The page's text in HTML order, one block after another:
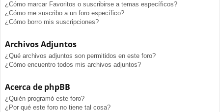
¿Cómo marcar Favoritos o suscribirse a temas específicos?
¿Cómo me suscribo a un foro específico?
¿Cómo borro mis suscripciones?
Archivos Adjuntos
¿Qué archivos adjuntos son permitidos en este foro?
¿Cómo encuentro todos mis archivos adjuntos?
Acerca de phpBB
¿Quién programó este foro?
¿Por qué este foro no tiene tal cosa?